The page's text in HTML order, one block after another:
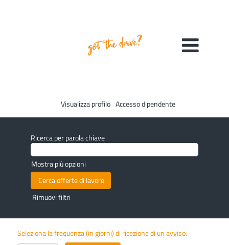
Visualizza profilo Accesso dipendente
Ricerca per parola chiave
Mostra più opzioni
Rimuovi filtri
Seleziona la frequenza (in giorni) di ricezione di un avviso: